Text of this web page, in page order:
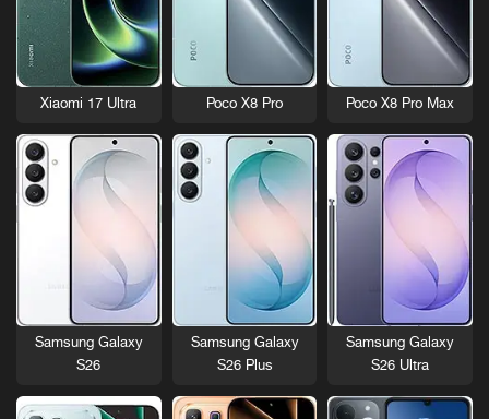
Poco X8 Pro Max
Poco X8 Pro
Xiaomi 17 Ultra
Samsung Galaxy
S26 Ultra
Samsung Galaxy
S26 Plus
Samsung Galaxy
S26